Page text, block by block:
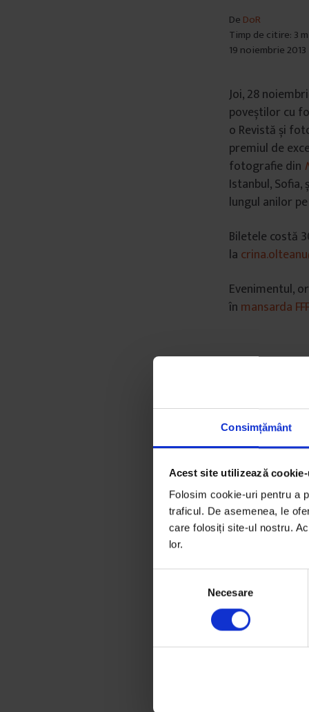
Consimțământ
Acest site utilizează
Folosim cookie-uri pentru a
traficul. De asemenea, le
care folosiți site-ul nostru.
lor.
c
Necesare
De DoR
Timp de citire: 3
19 noiembrie 2013
Joi, 28
poveștilor cu
o Revistă și
premiul de
fotografie din
Istanbul,
lungul anilor
Biletele costă
la
Evenimentul,
în mansarda